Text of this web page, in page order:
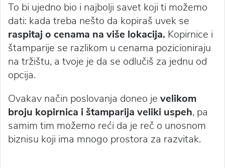
To bi ujedno bio i najbolji savet koji ti možemo
dati: kada treba nešto da kopiraš uvek se
raspitaj o cenama na više lokacija. Kopirnice i
štamparije se razlikom u cenama pozicioniraju
na tržištu, a tvoje je da se odlučiš za jednu od
opcija.
Ovakav način poslovanja doneo je velikom
broju kopirnica i štamparija veliki uspeh, pa
samim tim možemo reći da je reč o unosnom
biznisu koji ima mnogo prostora za razvitak.